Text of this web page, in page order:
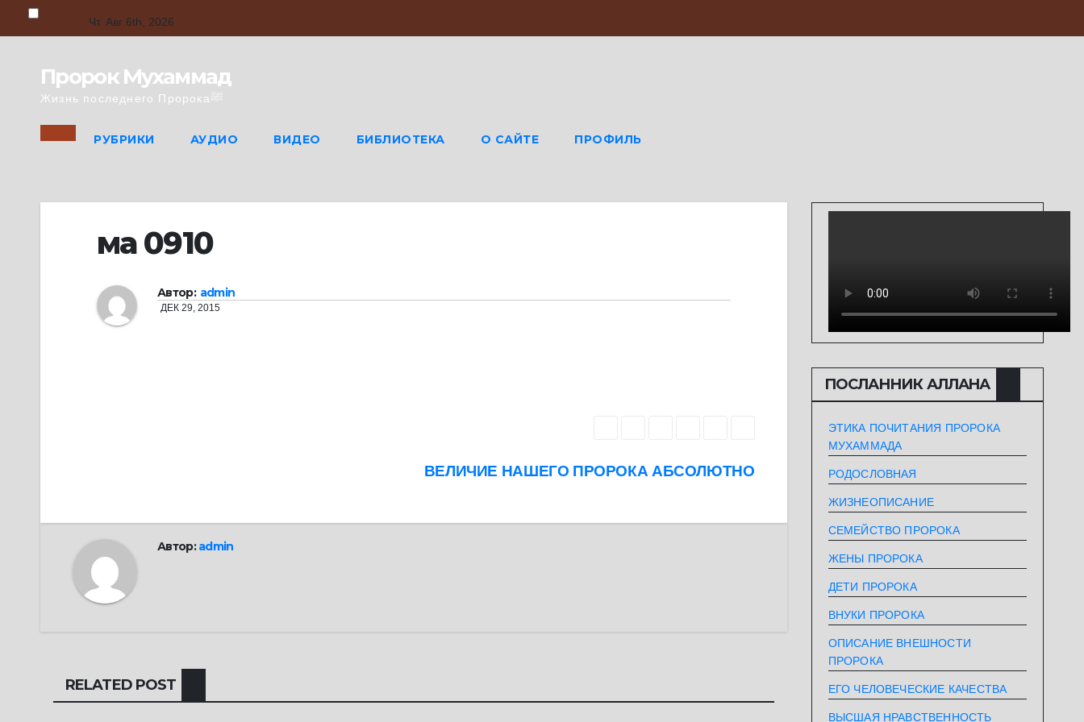
Чт. Авг 6th, 2026
Пророк Мухаммад
Жизнь последнего Пророкаﷺ
РУБРИКИ АУДИО ВИДЕО БИБЛИОТЕКА О САЙТЕ ПРОФИЛЬ
ма 0910
Автор: admin
ДЕК 29, 2015
записям
ВЕЛИЧИЕ НАШЕГО ПРОРОКА АБСОЛЮТНО
Автор:admin
RELATED POST
ПОСЛАННИК АЛЛАHА
ЭТИКА ПОЧИТАНИЯ ПРОРОКА
МУХАММАДА
РОДОСЛОВНАЯ
ЖИЗНЕОПИСАНИЕ
СЕМЕЙСТВО ПРОРОКА
ЖЕНЫ ПРОРОКА
ДЕТИ ПРОРОКА
ВНУКИ ПРОРОКА
ОПИСАНИЕ ВНЕШНОСТИ
ПРОРОКА
ЕГО ЧЕЛОВЕЧЕСКИЕ КАЧЕСТВА
ВЫСШАЯ НРАВСТВЕННОСТЬ